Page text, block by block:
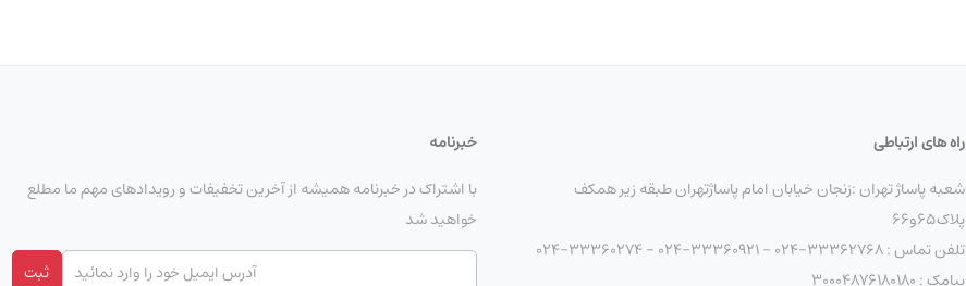
راه های ارتباطی
شعبه پاساژ تهران :زنجان خیابان امام پاساژتهران طبقه زیر همکف
پلاک۶۵و۶۶
تلفن تماس : 33362768-024 - 33360921-024 - 33360274-024
خبرنامه
با اشتراک در خبرنامه همیشه از آخرین تخفیفات و رویدادهای مهم ما مطلع
خواهید شد
ثبت